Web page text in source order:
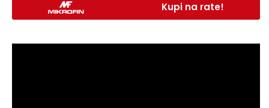
Kupi na rate!